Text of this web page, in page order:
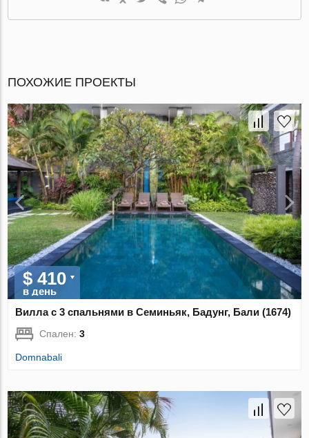
ПОХОЖИЕ ПРОЕКТЫ
$ 410
в день
Вилла с 3 спальнями в Семиньяк, Бадунг, Бали (1674)
Спален:3
Domnabali